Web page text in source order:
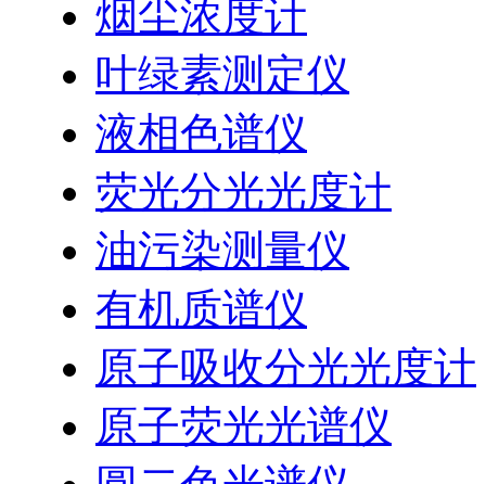
烟尘浓度计
叶绿素测定仪
液相色谱仪
荧光分光光度计
油污染测量仪
有机质谱仪
原子吸收分光光度计
原子荧光光谱仪